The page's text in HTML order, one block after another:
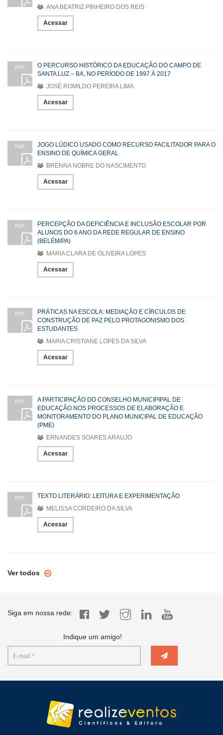
ANA BEATRIZ PINHEIRO DOS REIS
Acessar
PDF
O PERCURSO HISTÓRICO DA EDUCAÇÃO DO CAMPO DE
SANTA LUZ – BA, NO PERÍODO DE 1997 À 2017
JOSÉ ROMILDO PEREIRA LIMA
Acessar
PDF
JOGO LÚDICO USADO COMO RECURSO FACILITADOR PARA O
ENSINO DE QUÍMICA GERAL
BRENNA NOBRE DO NASCIMENTO
Acessar
PDF
PERCEPÇÃO DA DEFICIÊNCIA E INCLUSÃO ESCOLAR POR
ALUNOS DO 6 ANO DA REDE REGULAR DE ENSINO
(BELÉM/PA)
MARIA CLARA DE OLIVEIRA LOPES
Acessar
PDF
PRÁTICAS NA ESCOLA: MEDIAÇÃO E CÍRCULOS DE
CONSTRUÇÃO DE PAZ PELO PROTAGONISMO DOS
ESTUDANTES
MARIA CRISTIANE LOPES DA SILVA
Acessar
PDF
A PARTICIPAÇÃO DO CONSELHO MUNICIPIPAL DE
EDUCAÇÃO NOS PROCESSOS DE ELABORAÇÃO E
MONITORAMENTO DO PLANO MUNICIPAL DE EDUCAÇÃO
(PME)
ERNANDES SOARES ARAUJO
Acessar
PDF
TEXTO LITERÁRIO: LEITURA E EXPERIMENTAÇÃO
MELISSA CORDEIRO DA SILVA
Acessar
Ver todos
Siga em nossa rede:
Indique um amigo!